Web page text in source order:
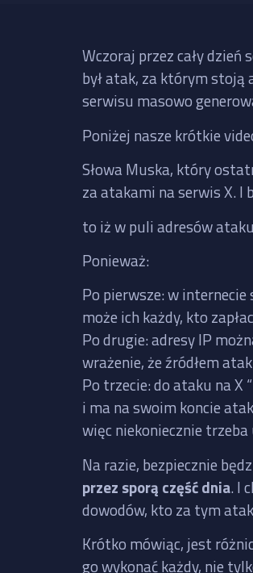
Wczoraj przez cały
był atak, za którym stoją
serwisu masowo
Poniżej nasze krótkie
Słowa Muska, który
za atakami na serwis X. I
to iż w puli adresów
Ponieważ:
Po pierwsze: w
może ich każdy, kto
Po drugie: adresy IP
wrażenie, że źródłem
Po trzecie: do ataku na X
i ma na swoim koncie
więc niekoniecznie
Na razie, bezpiecznie
przez sporą część dnia. I
dowodów, kto za tym
Krótko mówiąc, jest
go wykonać każdy, nie